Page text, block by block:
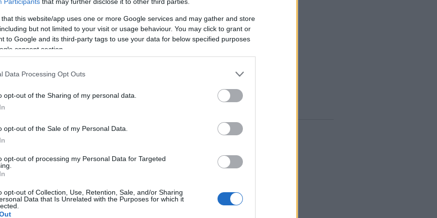
that this website/app uses one or more Google services and may gather and store
but not limited to your visit or usage behaviour. You may click to grant or
to Google and its third-party tags to use your data for below specified purposes
consent section.
Data Processing Opt Outs
opt-out of the Sharing of my personal data.
opt-out of the Sale of my Personal Data.
opt-out of processing my Personal Data for Targeted
opt-out of Collection, Use, Retention, Sale, and/or Sharing
Data that Is Unrelated with the Purposes for which it
Címkék:zebra gyalogátkelő Határ út 3-as
- a BKK keresi a
jegyautomatákkal csalók kiszűrésére, legalábbis
ezt közölte a közlekedési központ a TV2 Tények
című műsorával. A módszer lényege, hogy az
a gép nem tudja visszaadni a visszajáró
papírpénzt.…
2014 augusztus (12
2014 július (14)
RSS 2.0
bejegyzések,kommentek